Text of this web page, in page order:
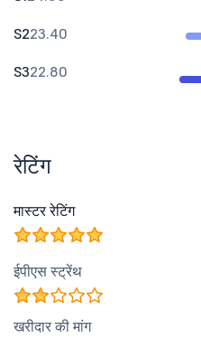
S223.40
S322.80
रेटिंग
मास्टर रेटिंग
ईपीएस स्ट्रेंथ
खरीदार की मांग